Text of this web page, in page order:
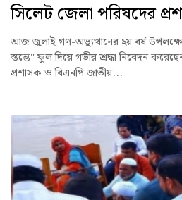
সিলেট জেলা পরিষদের
আজ জুলাই গণ-অভ্যুত্থানের ২য় বর্ষ
স্তম্ভে" ফুল দিয়ে গভীর শ্রদ্ধা নিবেদন
প্রশাসক ও বিএনপি জাতীয়...